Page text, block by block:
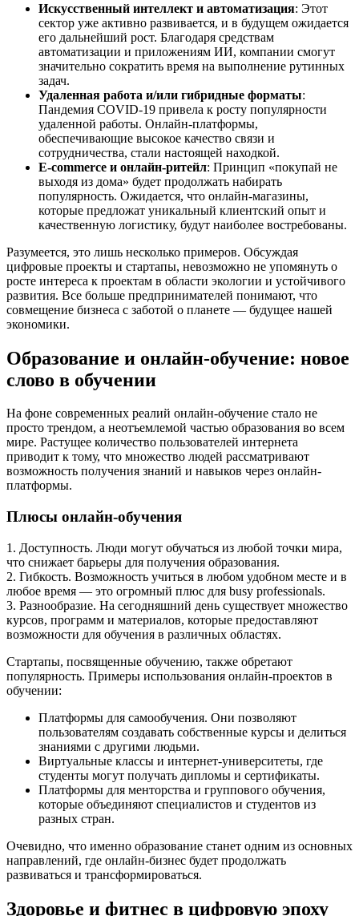
Искусственный интеллект и автоматизация: Этот
сектор уже активно развивается, и в будущем ожидается
его дальнейший рост. Благодаря средствам
автоматизации и приложениям ИИ, компании смогут
значительно сократить время на выполнение рутинных
задач.
Удаленная работа и/или гибридные форматы:
Пандемия COVID-19 привела к росту популярности
удаленной работы. Онлайн-платформы,
обеспечивающие высокое качество связи и
сотрудничества, стали настоящей находкой.
E-commerce и онлайн-ритейл: Принцип «покупай не
выходя из дома» будет продолжать набирать
популярность. Ожидается, что онлайн-магазины,
которые предложат уникальный клиентский опыт и
качественную логистику, будут наиболее востребованы.
Разумеется, это лишь несколько примеров. Обсуждая
цифровые проекты и стартапы, невозможно не упомянуть о
росте интереса к проектам в области экологии и устойчивого
развития. Все больше предпринимателей понимают, что
совмещение бизнеса с заботой о планете — будущее нашей
экономики.
Образование и онлайн-обучение: новое
слово в обучении
На фоне современных реалий онлайн-обучение стало не
просто трендом, а неотъемлемой частью образования во всем
мире. Растущее количество пользователей интернета
приводит к тому, что множество людей рассматривают
возможность получения знаний и навыков через онлайн-
платформы.
Плюсы онлайн-обучения
1. Доступность. Люди могут обучаться из любой точки мира,
что снижает барьеры для получения образования.
2. Гибкость. Возможность учиться в любом удобном месте и в
любое время — это огромный плюс для busy professionals.
3. Разнообразие. На сегодняшний день существует множество
курсов, программ и материалов, которые предоставляют
возможности для обучения в различных областях.
Стартапы, посвященные обучению, также обретают
популярность. Примеры использования онлайн-проектов в
обучении:
Платформы для самообучения. Они позволяют
пользователям создавать собственные курсы и делиться
знаниями с другими людьми.
Виртуальные классы и интернет-университеты, где
студенты могут получать дипломы и сертификаты.
Платформы для менторства и группового обучения,
которые объединяют специалистов и студентов из
разных стран.
Очевидно, что именно образование станет одним из основных
направлений, где онлайн-бизнес будет продолжать
развиваться и трансформироваться.
Здоровье и фитнес в цифровую эпоху